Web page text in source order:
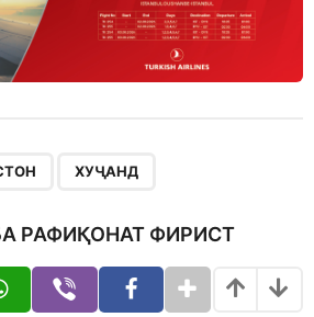
ХУҶАНД
РАФИҚОНАТ ФИРИСТ